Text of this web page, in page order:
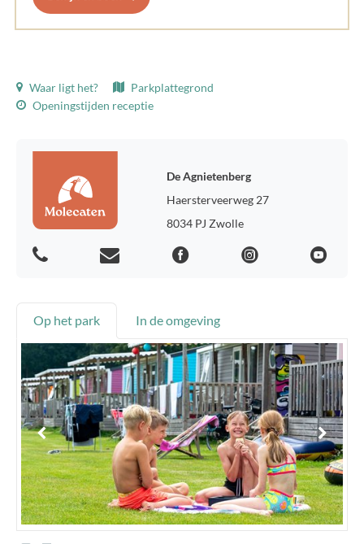
Waar ligt het?
Parkplattegrond
Openingstijden receptie
De Agnietenberg
Haersterveerweg 27
8034 PJ Zwolle
Op het park In de omgeving